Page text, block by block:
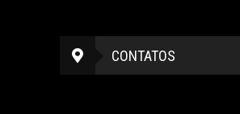
CONTATOS